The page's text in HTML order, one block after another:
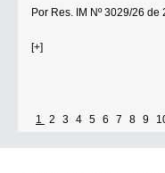
Por Res. IM Nº 3029/26 de
[+]
1 2 3 4 5 6 7 8 9